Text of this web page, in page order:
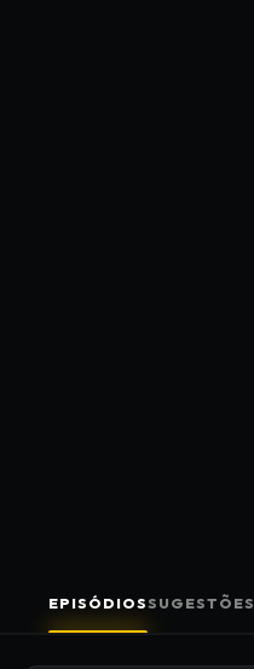
EPISÓDIOSSUGESTÕES